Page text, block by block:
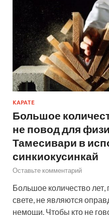
КАРАТЕ
Большое
не повод для
Тамесивари в
синкиокусинкай
Оставьте комментарий
Большое количество
свете, не являются
немощи. Чтобы кто не